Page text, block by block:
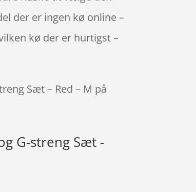
der er ingen kø online –
kø der er hurtigst –
Sæt – Red – M på
G-streng Sæt -